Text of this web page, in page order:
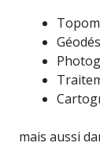
mais aussi